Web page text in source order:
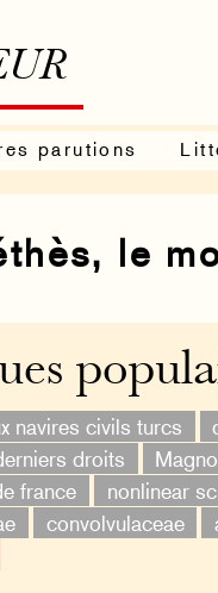
parutions
le
navires civils turcs
droits
france nonlinear
convolvulaceae